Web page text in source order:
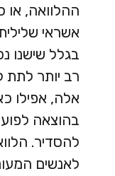
ההלוואה, או
אשראי
בגלל שישנו
רב יותר
אלה, אפילו
בהוצאה
להסדיר.
לאנשים